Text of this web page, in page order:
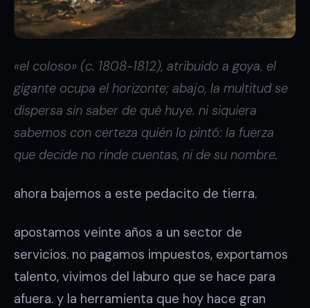
«el coloso» (c. 1808-1812), atribuido a goya. el
gigante ocupa el horizonte; abajo, la multitud se
dispersa sin saber de qué huye. ni siquiera
sabemos con certeza quién lo pintó: la fuerza
que decide no rinde cuentas, ni de su nombre.
ahora bajemos a este pedacito de tierra.
apostamos veinte años a un sector de
servicios. no pagamos impuestos, exportamos
talento, vivimos del laburo que se hace para
afuera. y la herramienta que hoy hace gran